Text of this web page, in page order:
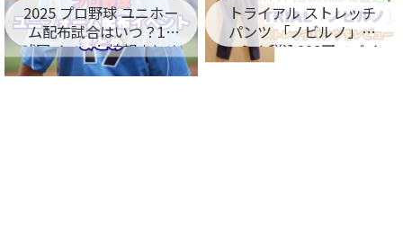
2025 プロ野球 ユニホー
ム配布試合はいつ？12
球団イベント情報まとめ
トライアル ストレッチ
パンツ 「ノビルノ」口
コミ！税込998円でバイ
ト用のズボンに最適！